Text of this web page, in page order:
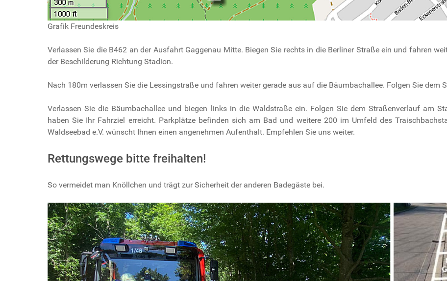
Grafik Freundeskreis
Verlassen Sie die B462 an der Ausfahrt Gaggenau Mitte. Biegen Sie rechts in die Berliner Straße ein und fahren
der Beschilderung Richtung Stadion.
Nach 180m verlassen Sie die Lessingstraße und fahren weiter gerade aus auf die Bäumbachallee. Folgen Sie dem
Verlassen Sie die Bäumbachallee und biegen links in die Waldstraße ein. Folgen Sie dem Straßenverlauf am
haben Sie Ihr Fahrziel erreicht. Parkplätze befinden sich am Bad und weitere 200 im Umfeld des
Waldseebad e.V. wünscht Ihnen einen angenehmen Aufenthalt. Empfehlen Sie uns weiter.
Rettungswege bitte freihalten!
So vermeidet man Knöllchen und trägt zur Sicherheit der anderen Badegäste bei.